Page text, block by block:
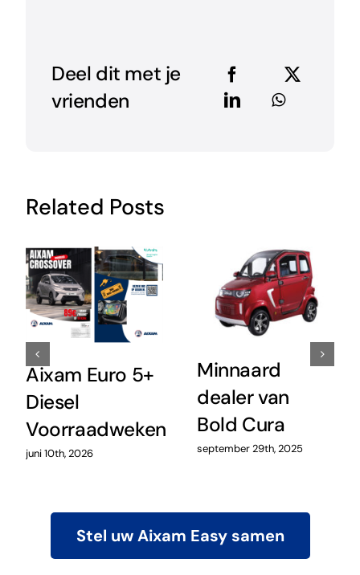
Deel dit met je
vrienden
Related Posts
Aixam Euro 5+
Diesel
Voorraadweken
juni 10th, 2026
Minnaard
dealer van
Bold Cura
september 29th, 2025
Stel uw Aixam Easy samen